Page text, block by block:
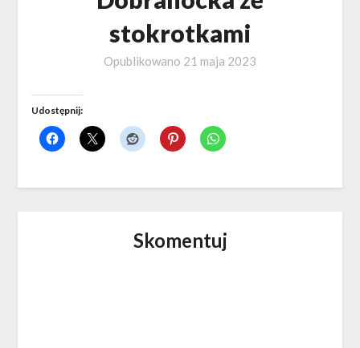
stokrotkami
Opublikowano 21 maja 2023
Udostępnij:
Skomentuj